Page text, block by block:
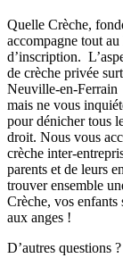
Quelle Crèche,
accompagne tout
d’inscription.
de crèche privée
Neuville-en-Ferrain
mais ne vous
pour dénicher tous
droit. Nous vous
crèche inter-
parents et de leurs
trouver ensemble
Crèche, vos enfants
aux anges !
D’autres questions